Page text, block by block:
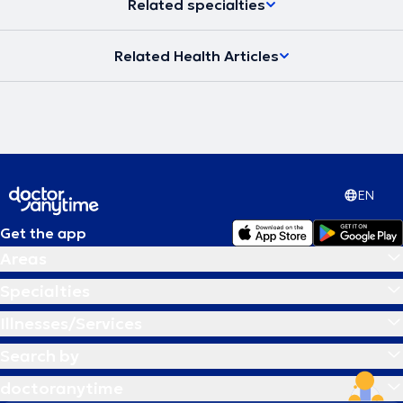
Related specialties
Related Health Articles
EN
Get the app